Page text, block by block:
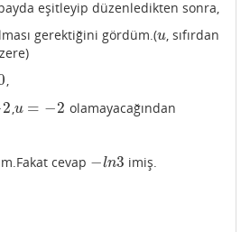
eşitleyip düzenledikten sonra,
gerektiğini gördüm.(u
u, sıfırdan
,
2 u = −2
u=−2 olamayacağından
cevap −ln3
−ln3 imiş.